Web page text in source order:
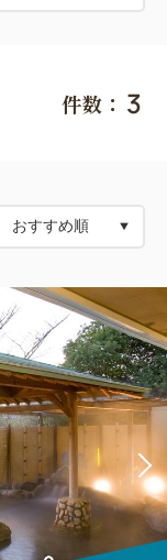
件数： 3